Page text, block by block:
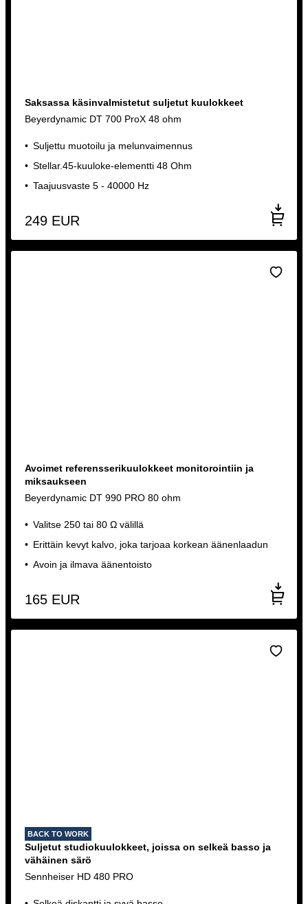
Saksassa käsinvalmistetut suljetut kuulokkeet
Beyerdynamic DT 700 ProX 48 ohm
Suljettu muotoilu ja melunvaimennus
Stellar.45-kuuloke-elementti 48 Ohm
Taajuusvaste 5 - 40000 Hz
249 EUR
Avoimet referensserikuulokkeet monitorointiin ja
miksaukseen
Beyerdynamic DT 990 PRO 80 ohm
Valitse 250 tai 80 Ω välillä
Erittäin kevyt kalvo, joka tarjoaa korkean äänenlaadun
Avoin ja ilmava äänentoisto
165 EUR
BACK TO WORK
Suljetut studiokuulokkeet, joissa on selkeä basso ja
vähäinen särö
Sennheiser HD 480 PRO